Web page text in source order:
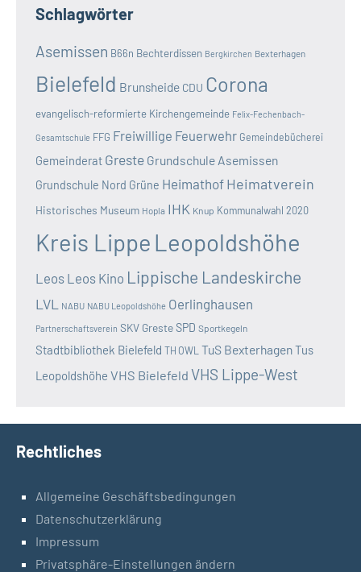
Schlagwörter
Asemissen B66n Bechterdissen Bergkirchen Bexterhagen
Bielefeld Brunsheide CDU Corona
evangelisch-reformierte Kirchengemeinde Felix-Fechenbach-
Gesamtschule FFG Freiwillige Feuerwehr Gemeindebücherei
Gemeinderat Greste Grundschule Asemissen
Grundschule Nord Grüne Heimathof Heimatverein
Historisches Museum Hopla IHK Knup Kommunalwahl 2020
Kreis Lippe Leopoldshöhe
Leos Leos Kino Lippische Landeskirche
LVL NABU NABU Leopoldshöhe Oerlinghausen
Partnerschaftsverein SKV GresteSPD Sportkegeln
Stadtbibliothek Bielefeld TH OWL TuS BexterhagenTus
Leopoldshöhe VHS Bielefeld VHS Lippe-West
Rechtliches
Allgemeine Geschäftsbedingungen
Datenschutzerklärung
Impressum
Privatsphäre-Einstellungen ändern